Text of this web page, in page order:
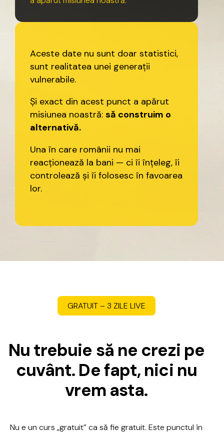
Aceste date nu sunt doar statistici,
sunt realitatea unei generații
vulnerabile.
Și exact din acest punct a apărut
misiunea noastră: să construim o
alternativă.
Una în care românii nu mai
reacționează la bani — ci îi înțeleg, îi
controlează și îi folosesc în favoarea
lor.
GRATUIT – 3 ZILE LIVE
Nu trebuie să ne crezi pe
cuvânt. Defapt, nici nu
vrem asta.
Nu e un curs „gratuit” ca să fie gratuit. Este punctul în